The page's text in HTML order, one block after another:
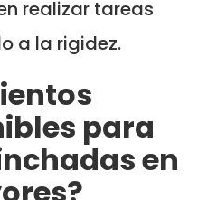
realizar tareas
a la rigidez.
para
en